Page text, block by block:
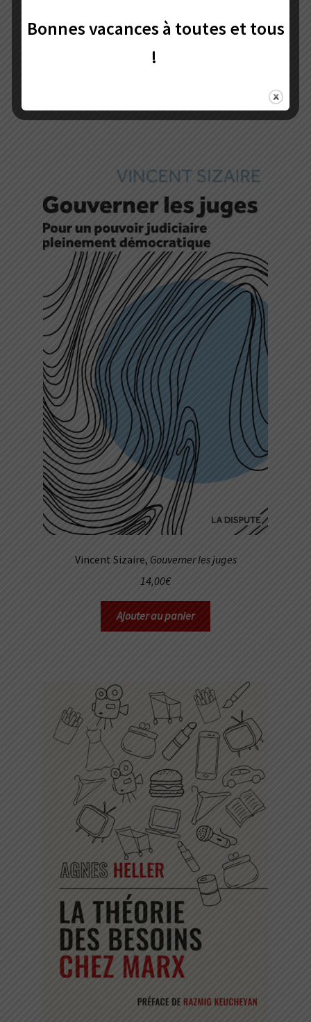
Juliette Farjat,Le langage de la vie réelle
25,00
Vincent Sizaire, Gouverner les juges
14,00€
Ajouter au panier
Bonnes vacances à toutes et tous
!